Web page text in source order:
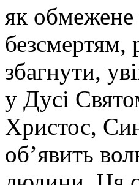
як обмежене
безсмертям,
збагнути,
у Дусі
Христос,
об’явить